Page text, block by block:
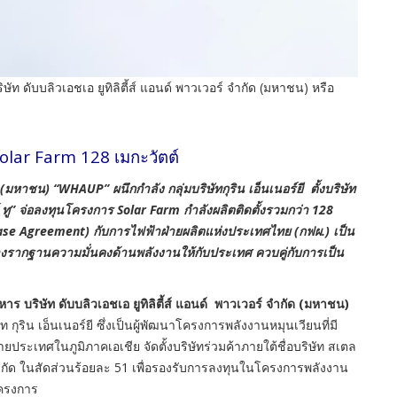
ดับบลิวเอชเอ ยูทิลิตี้ส์ แอนด์ พาวเวอร์ จำกัด (มหาชน) หรือ
Farm 128 เมกะวัตต์
น) “WHAUP” ผนึกกำลัง กลุ่มบริษัทกุริน เอ็นเนอร์ยี ตั้งบริษัท
” จ่อลงทุนโครงการ Solar Farm กำลังผลิตติดตั้งรวมกว่า 128
Agreement) กับการไฟฟ้าฝ่ายผลิตแห่งประเทศไทย (กฟผ.) เป็น
ากฐานความมั่นคงด้านพลังงานให้กับประเทศ ควบคู่กับการเป็น
ริษัท ดับบลิวเอชเอ ยูทิลิตี้ส์ แอนด์ พาวเวอร์ จำกัด (มหาชน)
กุริน เอ็นเนอร์ยี ซึ่งเป็นผู้พัฒนาโครงการพลังงานหมุนเวียนที่มี
ระเทศในภูมิภาคเอเชีย จัดตั้งบริษัทร่วมค้าภายใต้ชื่อบริษัท สเตล
ในสัดส่วนร้อยละ 51 เพื่อรองรับการลงทุนในโครงการพลังงาน
งการ